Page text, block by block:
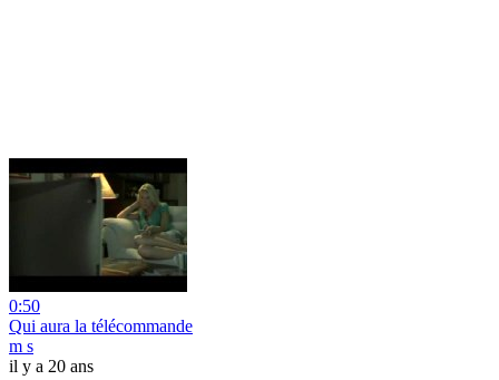
0:50
Qui aura la télécommande
m s
il y a 20 ans